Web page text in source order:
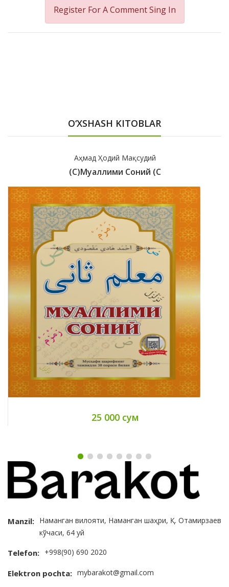
Register For A CommentSing In
O‘XSHASH KITOBLAR
Аҳмад Ҳодий Мақсудий
(с)Муаллими Соний (с
25 000 сум
Manzil: Наманган вилояти, Наманган шаҳри, Қ. Отамирзаев
кўчаси, 64 уй
Telefon: +998(90) 690 2020
Elektron pochta: mybarakot@gmail.com